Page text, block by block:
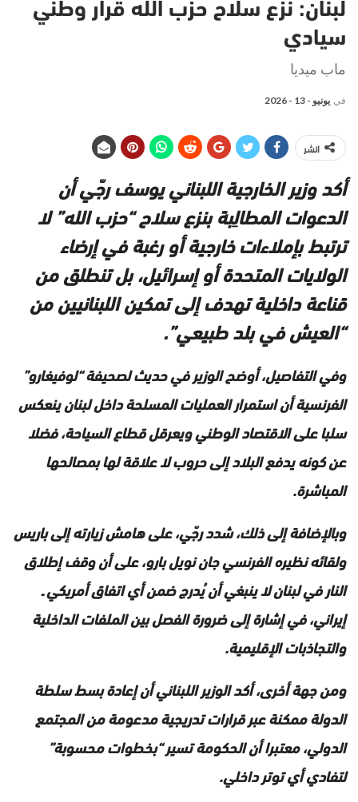
لبنان: نزع سلاح حزب الله قرار وطني
سيادي
ماب ميديا
في يونيو - 13 - 2026
انشر
أكد وزير الخارجية اللبناني يوسف رجّي أن
الدعوات المطالِبة بنزع سلاح “حزب الله” لا
ترتبط بإملاءات خارجية أو رغبة في إرضاء
الولايات المتحدة أو إسرائيل، بل تنطلق من
قناعة داخلية تهدف إلى تمكين اللبنانيين من
“العيش في بلد طبيعي”.
وفي التفاصيل، أوضح الوزير في حديث لصحيفة “لوفيغارو”
الفرنسية أن استمرار العمليات المسلحة داخل لبنان ينعكس
سلبا على الاقتصاد الوطني ويعرقل قطاع السياحة، فضلا
عن كونه يدفع البلاد إلى حروب لا علاقة لها بمصالحها
المباشرة.
وبالإضافة إلى ذلك، شدد رجّي، على هامش زيارته إلى باريس
ولقائه نظيره الفرنسي جان نويل بارو، على أن وقف إطلاق
النار في لبنان لا ينبغي أن يُدرج ضمن أي اتفاق أمريكي ـ
إيراني، في إشارة إلى ضرورة الفصل بين الملفات الداخلية
والتجاذبات الإقليمية.
ومن جهة أخرى، أكد الوزير اللبناني أن إعادة بسط سلطة
الدولة ممكنة عبر قرارات تدريجية مدعومة من المجتمع
الدولي، معتبرا أن الحكومة تسير “بخطوات محسوبة”
لتفادي أي توتر داخلي.